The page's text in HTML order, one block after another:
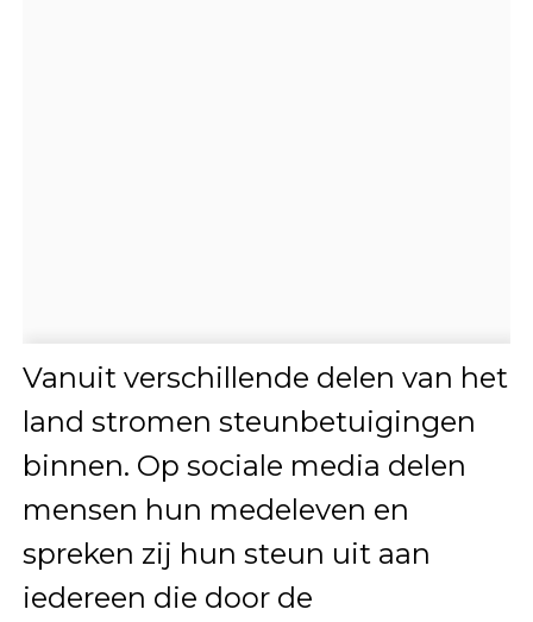
Vanuit verschillende delen van het
land stromen steunbetuigingen
binnen. Op sociale media delen
mensen hun medeleven en
spreken zij hun steun uit aan
iedereen die door de